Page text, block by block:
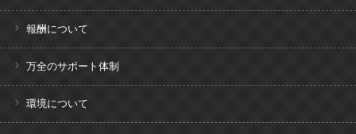
報酬について
万全のサポート体制
環境について